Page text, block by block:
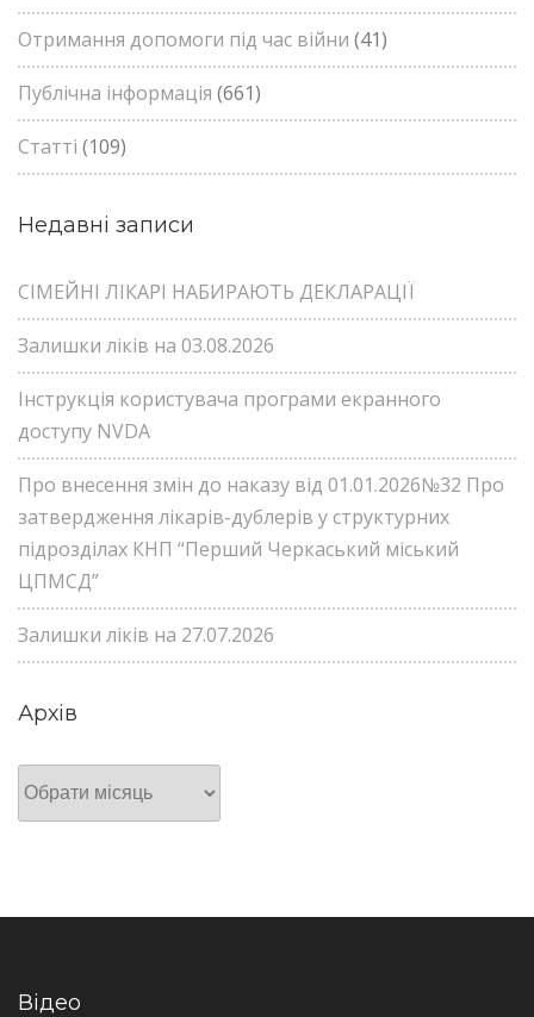
Отримання допомоги під час війни (41)
Публічна інформація (661)
Статті (109)
Недавні записи
СІМЕЙНІ ЛІКАРІ НАБИРАЮТЬ ДЕКЛАРАЦІЇ
Залишки ліків на 03.08.2026
Інструкція користувача програми екранного
доступу NVDA
Про внесення змін до наказу від 01.01.2026№32 Про
затвердження лікарів-дублерів у структурних
підрозділах КНП “Перший Черкаський міський
ЦПМСД”
Залишки ліків на 27.07.2026
Архів
Архів
Відео